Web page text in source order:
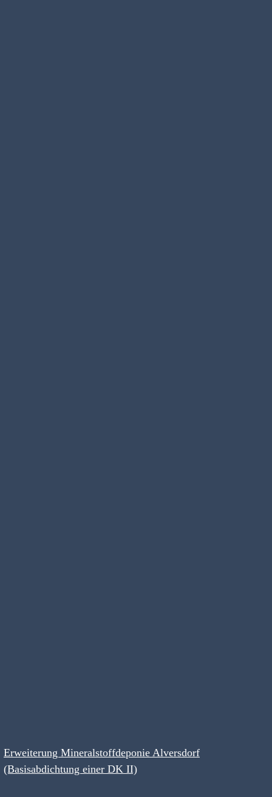
Erweiterung Mineralstoffdeponie Alversdorf
(Basisabdichtung einer DK II)